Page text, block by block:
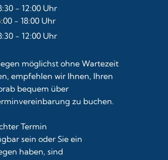
14:00 bis 16:00 Uhr
- 12:00 Uhr
08:30 bis 12:00 Uhr
- 18:00 Uhr
14:00 bis 18:00 Uhr
- 12:00 Uhr
möglichst ohne Wartezeit
empfehlen wir Ihnen, Ihren
bequem über
zu buchen.
Termin
sein oder Sie ein
haben, sind